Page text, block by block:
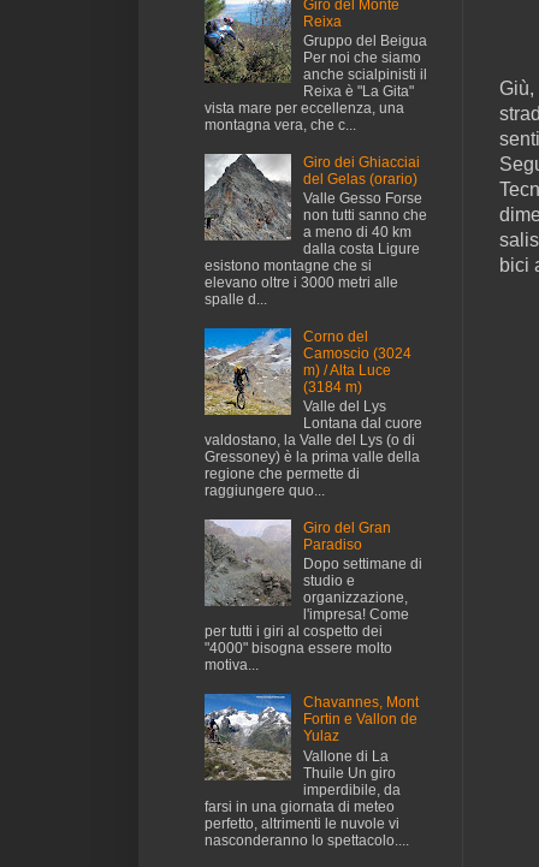
Giù,
bici
Giro del Monte
Reixa
Gruppo del Beigua
Per noi che siamo
anche scialpinisti il
Reixa è "La Gita"
vista mare per eccellenza, una
montagna vera, che c...
Giro dei Ghiacciai
del Gelas (orario)
Valle Gesso Forse
non tutti sanno che
a meno di 40 km
dalla costa Ligure
esistono montagne che si
elevano oltre i 3000 metri alle
spalle d...
Corno del
Camoscio (3024
m) / Alta Luce
(3184 m)
Valle del Lys
Lontana dal cuore
valdostano, la Valle del Lys (o di
Gressoney) è la prima valle della
regione che permette di
raggiungere quo...
Giro del Gran
Paradiso
Dopo settimane di
studio e
organizzazione,
l'impresa! Come
per tutti i giri al cospetto dei
"4000" bisogna essere molto
motiva...
Chavannes, Mont
Fortin e Vallon de
Yulaz
Vallone di La
Thuile Un giro
imperdibile, da
farsi in una giornata di meteo
perfetto, altrimenti le nuvole vi
nasconderanno lo spettacolo....